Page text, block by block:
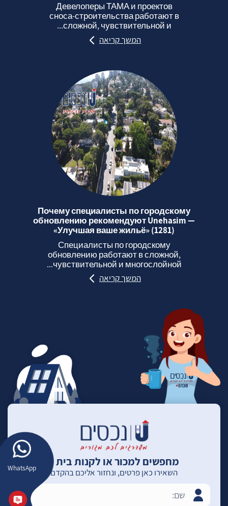
WhatsApp
Девелоперы ТАМА и проектов
сноса‑строительства работают в
сложной, чувствительной и...
המשך קריאה
Почему специалисты по городскому
обновлению рекомендуют Unehasim —
«Улучшая ваше жильё» (1281)
Специалисты по городскому
обновлению работают в сложной,
чувствительной и многослойной...
המשך קריאה
מחפשים למכור או לקנות בית ?
השאירו כאן פרטים, ונחזור אליכם בהקדם